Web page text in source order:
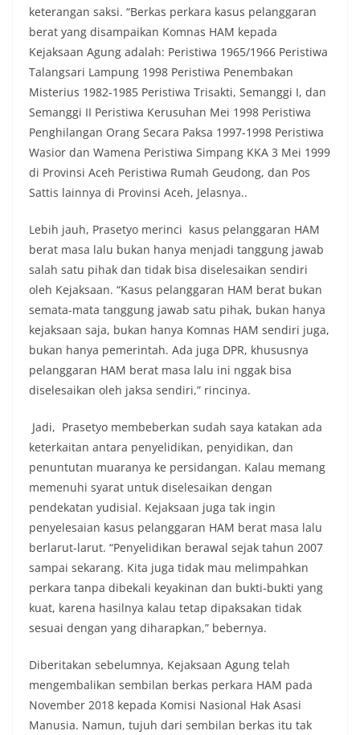
keterangan saksi. “Berkas perkara kasus pelanggaran
berat yang disampaikan Komnas HAM kepada
Kejaksaan Agung adalah: Peristiwa 1965/1966 Peristiwa
Talangsari Lampung 1998 Peristiwa Penembakan
Misterius 1982-1985 Peristiwa Trisakti, Semanggi I, dan
Semanggi II Peristiwa Kerusuhan Mei 1998 Peristiwa
Penghilangan Orang Secara Paksa 1997-1998 Peristiwa
Wasior dan Wamena Peristiwa Simpang KKA 3 Mei 1999
di Provinsi Aceh Peristiwa Rumah Geudong, dan Pos
Sattis lainnya di Provinsi Aceh, Jelasnya..
Lebih jauh, Prasetyo merinci kasus pelanggaran HAM
berat masa lalu bukan hanya menjadi tanggung jawab
salah satu pihak dan tidak bisa diselesaikan sendiri
oleh Kejaksaan. “Kasus pelanggaran HAM berat bukan
semata-mata tanggung jawab satu pihak, bukan hanya
kejaksaan saja, bukan hanya Komnas HAM sendiri juga,
bukan hanya pemerintah. Ada juga DPR, khususnya
pelanggaran HAM berat masa lalu ini nggak bisa
diselesaikan oleh jaksa sendiri,” rincinya.
Jadi, Prasetyo membeberkan sudah saya katakan ada
keterkaitan antara penyelidikan, penyidikan, dan
penuntutan muaranya ke persidangan. Kalau memang
memenuhi syarat untuk diselesaikan dengan
pendekatan yudisial. Kejaksaan juga tak ingin
penyelesaian kasus pelanggaran HAM berat masa lalu
berlarut-larut. “Penyelidikan berawal sejak tahun 2007
sampai sekarang. Kita juga tidak mau melimpahkan
perkara tanpa dibekali keyakinan dan bukti-bukti yang
kuat, karena hasilnya kalau tetap dipaksakan tidak
sesuai dengan yang diharapkan,” bebernya.
Diberitakan sebelumnya, Kejaksaan Agung telah
mengembalikan sembilan berkas perkara HAM pada
November 2018 kepada Komisi Nasional Hak Asasi
Manusia. Namun, tujuh dari sembilan berkas itu tak